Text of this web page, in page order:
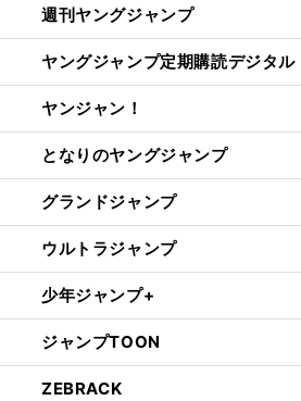
週刊ヤングジャンプ
ヤングジャンプ定期購読デジタル
ヤンジャン！
となりのヤングジャンプ
グランドジャンプ
ウルトラジャンプ
少年ジャンプ+
ジャンプTOON
ZEBRACK